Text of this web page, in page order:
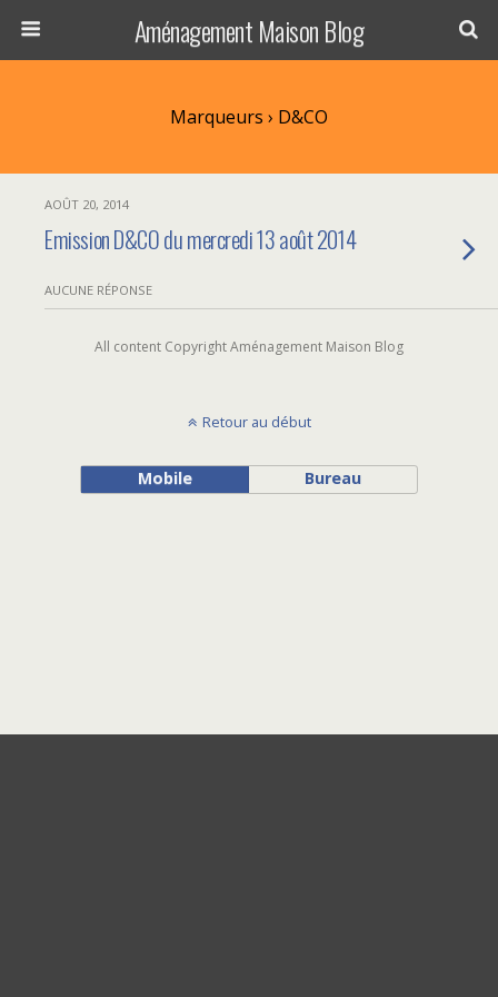
Aménagement Maison Blog
Marqueurs › D&CO
AOÛT 20, 2014
Emission D&CO du mercredi 13 août 2014
AUCUNE RÉPONSE
All content Copyright Aménagement Maison Blog
Retour au début
Mobile Bureau